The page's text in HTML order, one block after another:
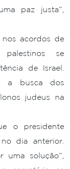
paz justa”,
acordos de
se
de Israel.
a busca dos
judeus na
o presidente
dia anterior.
uma solução”,